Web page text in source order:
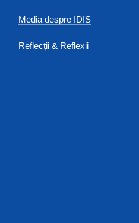
Media despre IDIS
Reflecții & Reflexii